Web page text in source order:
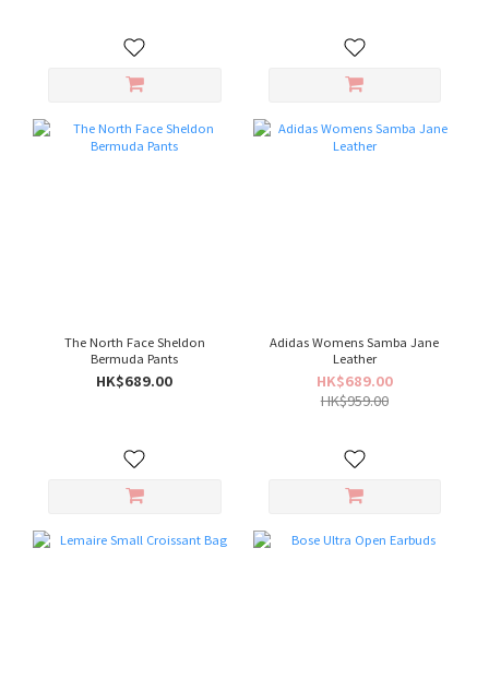
The North Face Sheldon
Bermuda Pants
HK$689.00
Adidas Womens Samba Jane
Leather
HK$689.00
HK$959.00